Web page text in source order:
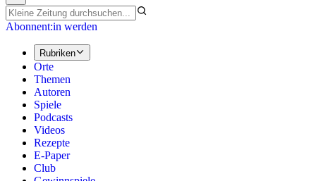
Abonnent:in werden
Rubriken
Orte
Themen
Autoren
Spiele
Podcasts
Videos
Rezepte
E-Paper
Club